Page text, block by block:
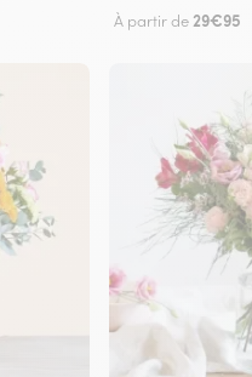
À partir de 29€95